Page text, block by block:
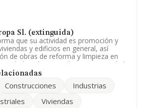
Sl. (extinguida)
que su actividad es promoción y
y edificios en general, así
de obras de reforma y limpieza en
está registrada como Sociedad
de referencia CNAE corresponde
o exportación.
Acis Europa S.L. (extinguida)
Construcciones
Industrias
Viviendas